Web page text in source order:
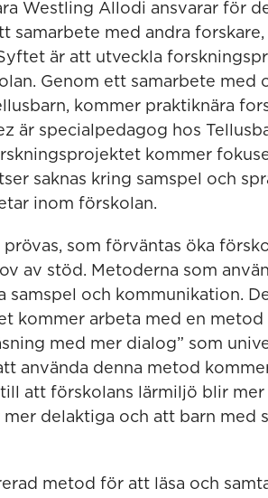
Westling Allodi ansvarar för
samarbete med andra
är att utveckla
Genom ett samarbete med
kommer praktiknära
är specialpedagog hos
kommer
saknas kring samspel och
inom förskolan.
som förväntas öka
av stöd. Metoderna som
samspel och kommunikation.
kommer arbeta med en metod
med mer dialog” som
använda denna metod
att förskolans lärmiljö blir mer
delaktiga och att barn med
metod för att läsa och